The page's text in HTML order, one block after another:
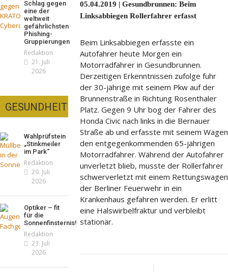
05.04.2019 | Gesundbrunnen: Beim
Linksabbiegen Rollerfahrer erfasst
Beim Linksabbiegen erfasste ein
Autofahrer heute Morgen ein
Motorradfahrer in Gesundbrunnen.
Derzeitigen Erkenntnissen zufolge fuhr
der 30-jährige mit seinem Pkw auf der
Brunnenstraße in Richtung Rosenthaler
Platz. Gegen 9 Uhr bog der Fahrer des
Honda Civic nach links in die Bernauer
Straße ab und erfasste mit seinem Wagen
den entgegenkommenden 65-jährigen
Motorradfahrer. Während der Autofahrer
unverletzt blieb, musste der Rollerfahrer
schwerverletzt mit einem Rettungswagen
der Berliner Feuerwehr in ein
Krankenhaus gefahren werden. Er erlitt
eine Halswirbelfraktur und verbleibt
stationär.
Schlag gegen
eine der
weltweit
gefährlichsten
Phishing-
Gruppierungen
Redaktion
21. Juli
2026
GESUNDHEIT
Wahlprüfstein
„Stinkmeiler
im Park“
Redaktion
29. Juli
2026
Optiker – fit
für die
Sonnenfinsternis!
Redaktion
23. Juli
2026